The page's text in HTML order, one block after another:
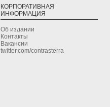
КОРПОРАТИВНАЯ
ИНФОРМАЦИЯ
Об издании
Контакты
Вакансии
twitter.com/contrasterra